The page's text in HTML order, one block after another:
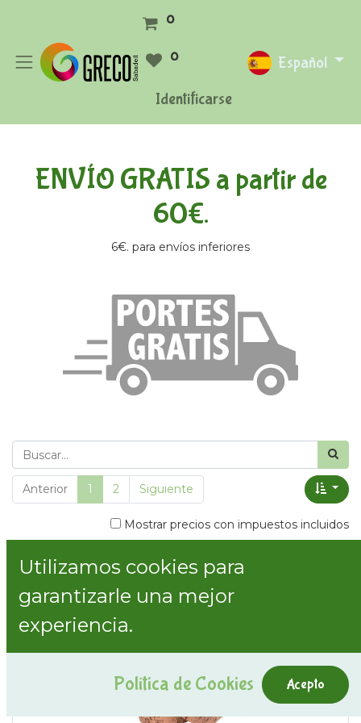
0
0
Identificarse
Español
ENVÍO GRATIS a partir de
60€.
6€. para envíos inferiores
Anterior 1 2 Siguiente
Mostrar precios con impuestos incluidos
Mostrar categorías
Utilizamos cookies para
garantizarle una mejor
experiencia.
Política de Cookies Acepto